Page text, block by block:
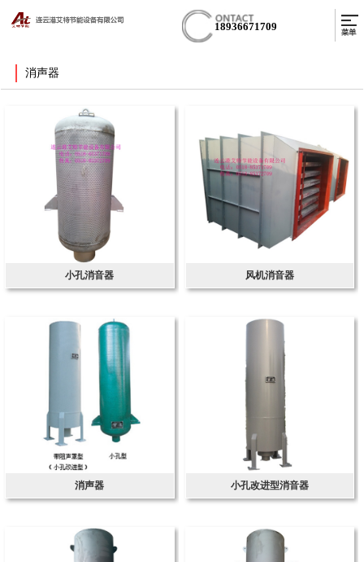
18936671709
消声器
小孔消音器 风机消音器
消声器 小孔改进型消音器